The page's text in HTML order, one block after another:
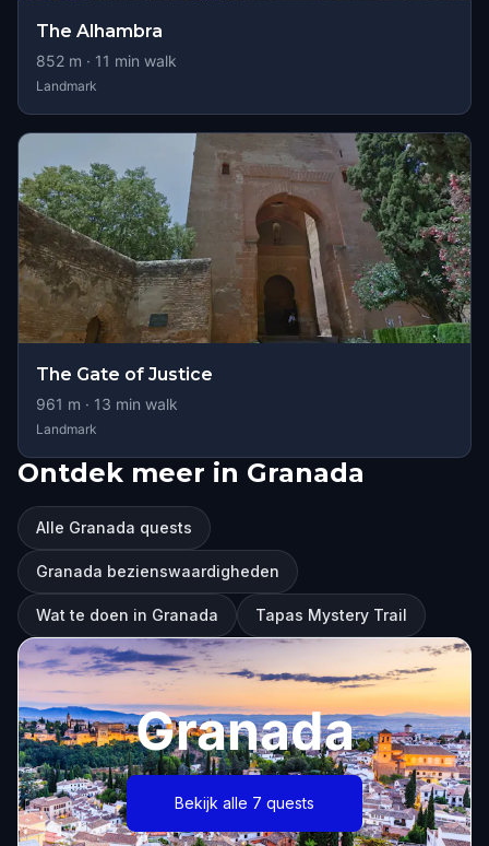
The Alhambra
852 m · 11 min walk
Landmark
The Gate of Justice
961 m · 13 min walk
Landmark
Ontdek meer in Granada
Alle Granada quests
Granada bezienswaardigheden
Wat te doen in Granada Tapas Mystery Trail
Granada
Bekijk alle 7 quests